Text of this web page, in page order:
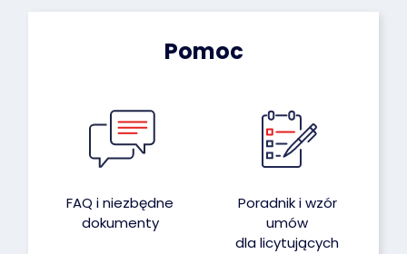
Pomoc
FAQ i niezbędne
dokumenty
Poradnik i wzór
umów
dla licytujących